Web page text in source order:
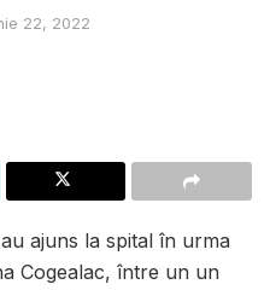
22, 2022
ajuns la spital în urma
Cogealac, între un un